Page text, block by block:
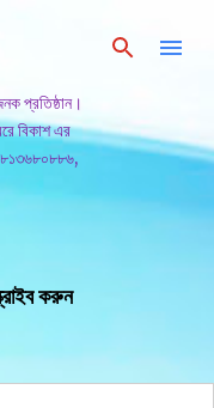
যান
প্রতিষ্ঠান।
বিকাশ এর
করুন